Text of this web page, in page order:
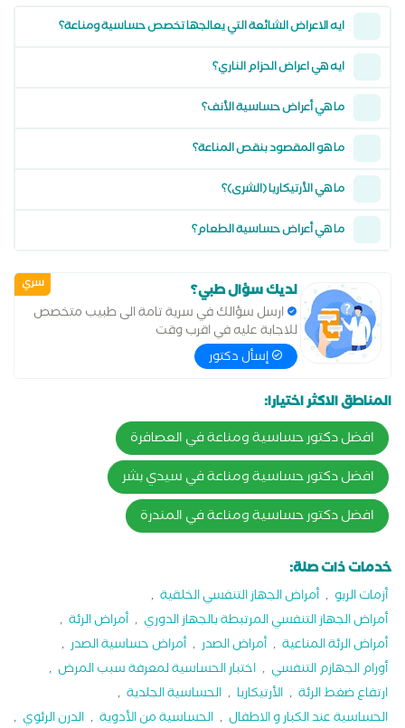
ايه الاعراض الشائعة التي يعالجها تخصص حساسية ومناعة؟
ايه هي اعراض الحزام الناري؟
ما هي أعراض حساسية الأنف؟
ما هو المقصود بنقص المناعة؟
ما هي الأرتيكاريا (الشرى)؟
ما هي أعراض حساسية الطعام؟
سري لديك سؤال طبي؟
ارسل سؤالك في سرية تامة الى طبيب متخصص
للاجابة عليه في اقرب وقت
إسأل دكتور
المناطق الاكثر اختيارا:
افضل دكتور حساسية ومناعة في العصافرة
افضل دكتور حساسية ومناعة في سيدي بشر
افضل دكتور حساسية ومناعة في المندرة
خدمات ذات صلة:
أزمات الربو , أمراض الجهاز التنفسي الخلقية ,
أمراض الجهاز التنفسي المرتبطة بالجهاز الدوري , أمراض الرئة ,
أمراض الرئة المناعية , أمراض الصدر , أمراض حساسية الصدر ,
أورام الجهازم التنفسي , اختبار الحساسية لمعرفة سبب المرض ,
ارتفاع ضغط الرئة , الأرتيكاريا , الحساسية الجلدية ,
الحساسية عند الكبار و الاطفال , الحساسية من الأدوية , الدرن الرئوي ,